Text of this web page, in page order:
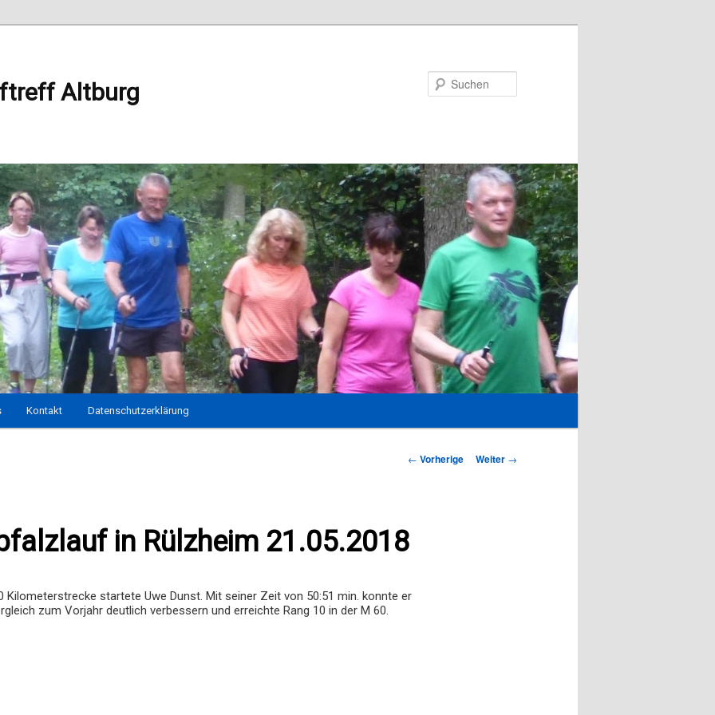
Altburg
Kontakt Datenschutzerklärung
Beitrags-
← Vorherige Weiter →
in Rülzheim 21.05.2018
Kilometerstrecke startete Uwe Dunst. Mit seiner Zeit von 50:51 min. konnte er
zum Vorjahr deutlich verbessern und erreichte Rang 10 in der M 60.